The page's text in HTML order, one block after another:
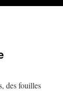
des fouilles